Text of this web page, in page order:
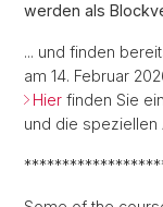
werden als
... und finden
am 14. Februar
Hier finden Sie
und die speziellen